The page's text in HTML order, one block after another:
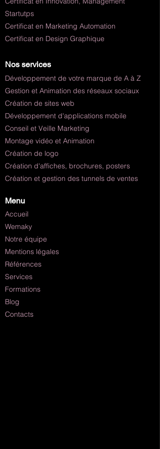
Startutps
Certificat en Marketing Automation
Certificat en Design Graphique
Nos services
Développement de votre marque de A à Z
Gestion et Animation des réseaux sociaux
Création de sites web
Développement d'applications mobile
Conseil et Veille Marketing
Montage vidéo et Animation
Création de logo
Création d'affiches, brochures, posters
Création et gestion des tunnels de ventes
Menu
Accueil
Wemaky
Notre équipe
Mentions légales
Références
Services
Formations
Blog
Contacts